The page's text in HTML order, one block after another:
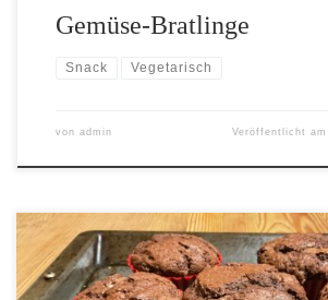
Gemüse-Bratlinge
Snack Vegetarisch
von admin Veröffentlicht am